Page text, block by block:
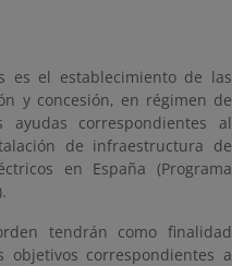
es el establecimiento de las
y concesión, en régimen de
ayudas correspondientes al
de infraestructura de
en España (Programa
tendrán como finalidad
correspondientes a